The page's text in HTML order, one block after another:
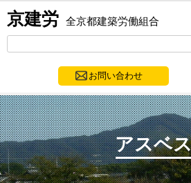
京建労 全京都建築労働組合
お問い合わせ
アスベ